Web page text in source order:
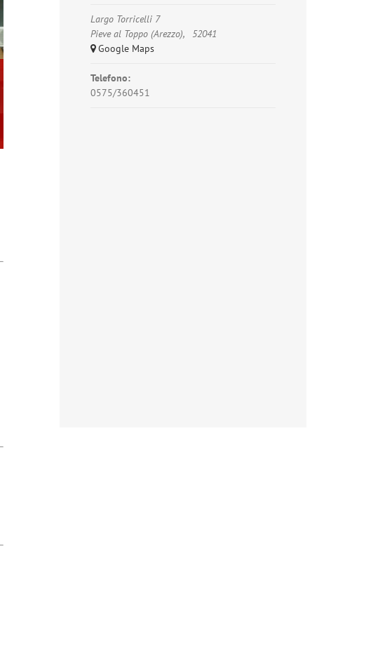
Largo Torricelli 7
Pieve al Toppo (Arezzo),
52041
+ Google Maps
Telefono:
0575/360451